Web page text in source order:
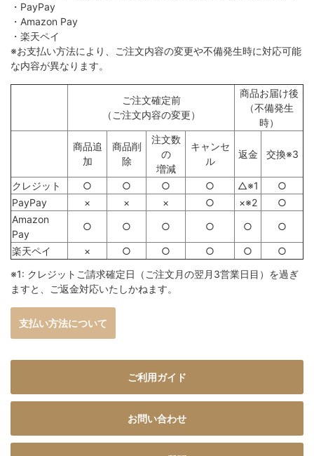
・PayPay
・Amazon Pay
・楽天ペイ
※お支払い方法により、ご注文内容の変更や不備発生時に対応可能
な内容が異なります。
ご注文確定前
（ご注文内容の変更）
商品お届け後
（不備発生
時）
商品追
加
商品削
除
注文数
の
増減
キャンセ
ル
返金 交換※3
クレジット ○ ○ ○ ○ △※1
○
PayPay
× × × ○ ×※2
○
Amazon
Pay
○ ○ ○ ○ ○ ○
楽天ペイ × ○ ○ ○ ○
○
※1: クレジットご請求確定日（ご注文月の翌月3営業日目）を過ぎ
ますと、ご返金対応いたしかねます。
支払い方法について
ご利用ガイド
お問い合わせ